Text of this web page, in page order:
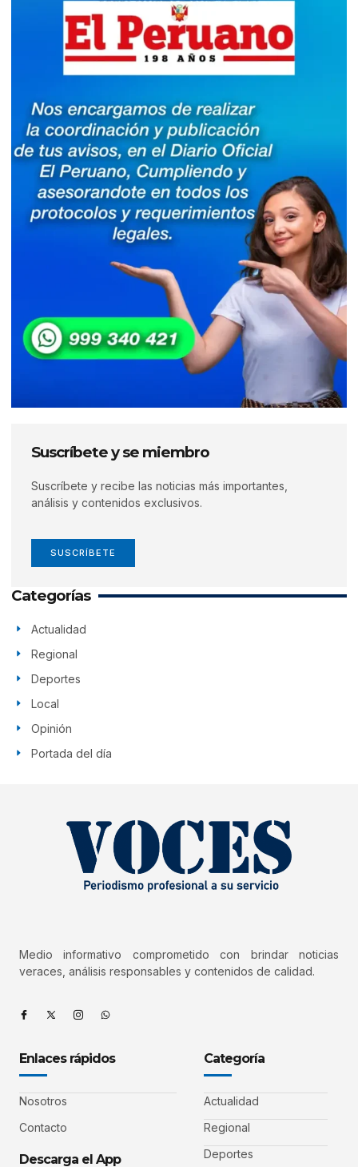
Suscríbete y se miembro
Suscríbete y recibe las noticias más importantes,
análisis y contenidos exclusivos.
SUSCRÍBETE
Categorías
Actualidad
Regional
Deportes
Local
Opinión
Portada del día
Medio informativo comprometido con brindar noticias
veraces, análisis responsables y contenidos de calidad.
Enlaces rápidos
Nosotros
Contacto
Descarga el App
Categoría
Actualidad
Regional
Deportes